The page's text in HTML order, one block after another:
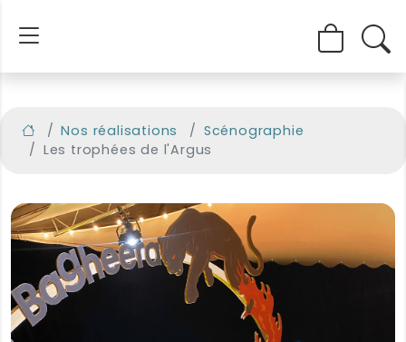
Nos réalisations
Scénographie
Les trophées de l'Argus